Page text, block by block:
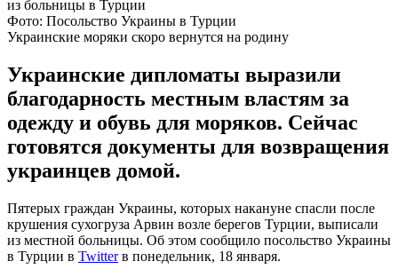
Фото: Посольство Украины в Турции
Украинские моряки скоро вернутся на родину
Украинские дипломаты выразили
благодарность местным властям за
одежду и обувь для моряков. Сейчас
готовятся документы для возвращения
украинцев домой.
Пятерых граждан Украины, которых накануне спасли после
крушения сухогруза Арвин возле берегов Турции, выписали
из местной больницы. Об этом сообщило посольство Украины
в Турции в Twitterв понедельник, 18 января.